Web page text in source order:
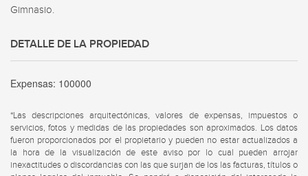
Gimnasio.
DETALLE DE LA PROPIEDAD
Expensas: 100000
*Las descripciones arquitectónicas, valores de expensas, impuestos o
servicios, fotos y medidas de las propiedades son aproximados. Los datos
fueron proporcionados por el propietario y pueden no estar actualizados a
la hora de la visualización de este aviso por lo cual pueden arrojar
inexactitudes o discordancias con las que surjan de los las facturas, títulos o